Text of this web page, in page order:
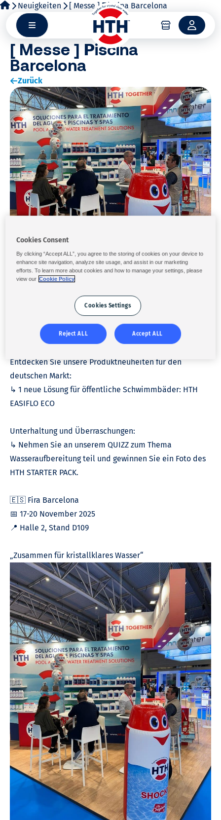
Zum
Inhalt
springen
Neuigkeiten [ Messe ] 𝗣iscina Barcelona
[ Messe ] 𝗣iscina
Barcelona
Zurück
Fachmesse] PISCINA BARCELONA
Live von der Veranstaltung: Die Geschäftsgespräche
an einer der internationalsten Veranstaltungen im
teilzunehmen.
Entdecken Sie unsere Produktneuheiten für den
deutschen Markt:
↳ 1 neue Lösung für öffentliche Schwimmbäder: HTH
EASIFLO ECO
Unterhaltung und Überraschungen:
↳ Nehmen Sie an unserem QUIZZ zum Thema
Wasseraufbereitung teil und gewinnen Sie ein Foto des
HTH STARTER PACK.
🇪🇸 Fira Barcelona
📅 17-20 November 2025
📍 Halle 2, Stand D109
„Zusammen für kristallklares Wasser“
Cookies Consent
By clicking “Accept ALL”, you agree to the storing of cookies on your device to
enhance site navigation, analyze site usage, and assist in our marketing
efforts. To learn more about cookies and how to manage your settings, please
view our Cookie Policy
Cookies Settings
Reject ALL Accept ALL